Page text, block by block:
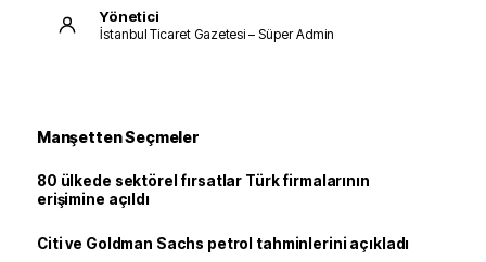
Yönetici
İstanbul Ticaret Gazetesi – Süper Admin
Manşetten Seçmeler
80 ülkede sektörel fırsatlar Türk firmalarının
erişimine açıldı
Citi ve Goldman Sachs petrol tahminlerini açıkladı